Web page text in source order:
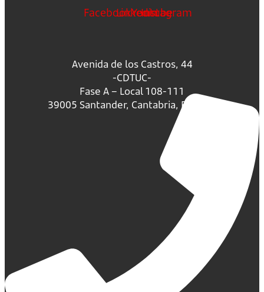
FacebookLinkedin
Youtube
Instagram
Avenida de los Castros, 44
-CDTUC-
Fase A – Local 108-111
39005 Santander, Cantabria, España.